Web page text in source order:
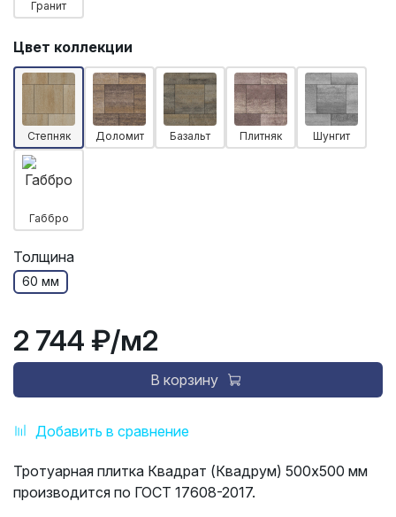
Добавить в сравнение
Гранит
Цвет коллекции
Степняк Доломит Базальт Плитняк Шунгит
Габбро
Толщина
60 мм
2 744 ₽/м2
В корзину
Тротуарная плитка Квадрат (Квадрум) 500х500 мм
производится по ГОСТ 17608-2017.